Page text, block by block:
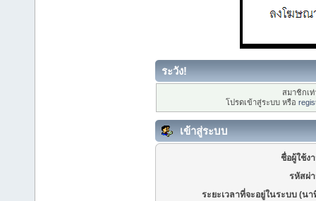
ระวัง!
สมาชิกเ
โปรดเข้าสู่ระบบ หรือ
เข้าสู่ระบบ
ชื่อผู้ใช้ง
รหัสผ่
ระยะเวลาที่จะอยู่ในระบบ (นา